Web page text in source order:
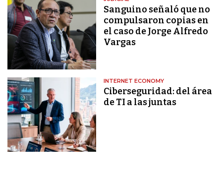
Sanguino señaló que no
compulsaron copias en
el caso de Jorge Alfredo
Vargas
INTERNET ECONOMY
Ciberseguridad: del área
de TI a las juntas